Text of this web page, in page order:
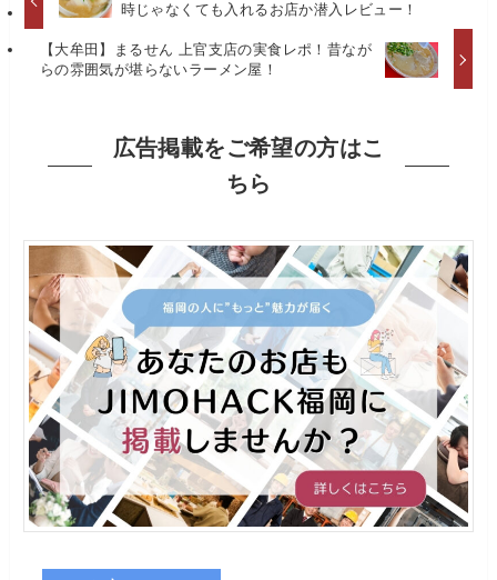
時じゃなくても入れるお店か潜入レビュー！
【大牟田】まるせん 上官支店の実食レポ！昔なが
らの雰囲気が堪らないラーメン屋！
広告掲載をご希望の方はこ
ちら